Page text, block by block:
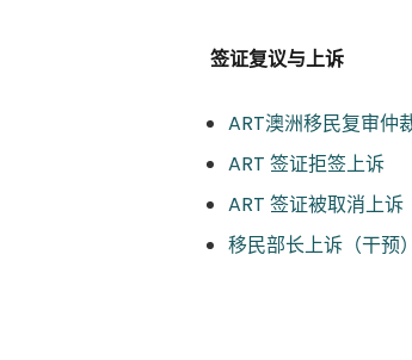
签证复议与上诉
ART澳洲移民复审仲
ART 签证拒签上诉
ART 签证被取消上诉
移民部长上诉（干预）